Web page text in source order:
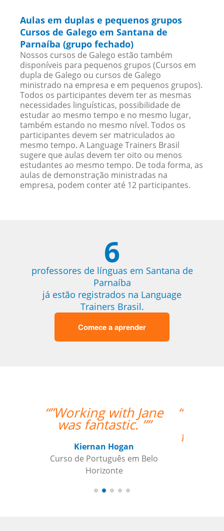
Aulas em duplas e pequenos grupos
Cursos de Galego em Santana de
Parnaíba (grupo fechado)
Nossos cursos de Galego estão também
disponíveis para pequenos grupos (Cursos em
dupla de Galego ou cursos de Galego
ministrado na empresa e em pequenos grupos).
Todos os participantes devem ter as mesmas
necessidades linguísticas, possibilidade de
estudar ao mesmo tempo e no mesmo lugar,
também estando no mesmo nível. Todos os
participantes devem ser matriculados ao
mesmo tempo. A Language Trainers Brasil
sugere que aulas devem ter oito ou menos
estudantes ao mesmo tempo. De toda forma, as
aulas de demonstração ministradas na
empresa, podem conter até 12 participantes.
6
professores de línguas em Santana de
Parnaíba
já estão registrados na Language
Trainers Brasil.
Comece a aprender
“”Os procedimentos da
Language Trainers
Ser capaz de
coordenar as aulas
com o professor que
tem relativa autonomia
foi uma grande ajuda.””